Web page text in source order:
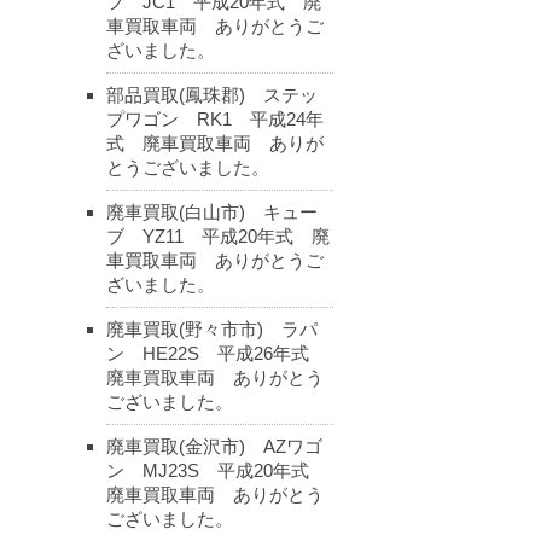
車買取車両 ありがとうご
ざいました。
部品買取(鳳珠郡) ステッ
プワゴン RK1 平成24年
式 廃車買取車両 ありが
とうございました。
廃車買取(白山市) キュー
ブ YZ11 平成20年式 廃
車買取車両 ありがとうご
ざいました。
廃車買取(野々市市) ラパ
ン HE22S 平成26年式
廃車買取車両 ありがとう
ございました。
廃車買取(金沢市) AZワゴ
ン MJ23S 平成20年式
廃車買取車両 ありがとう
ございました。